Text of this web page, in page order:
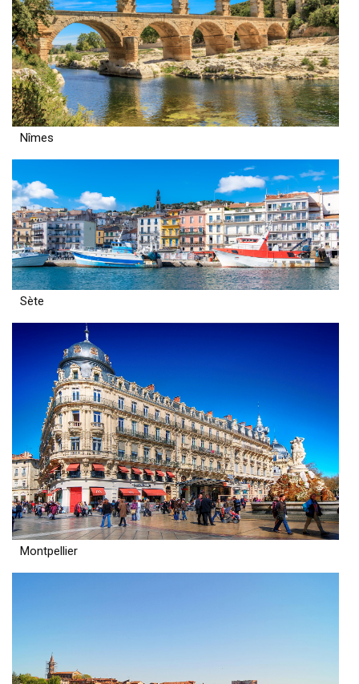
Nîmes
Sète
Montpellier